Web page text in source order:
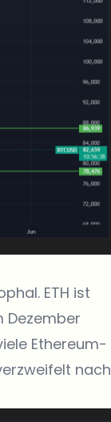
. ETH ist
Dezember
Ethereum-
nach